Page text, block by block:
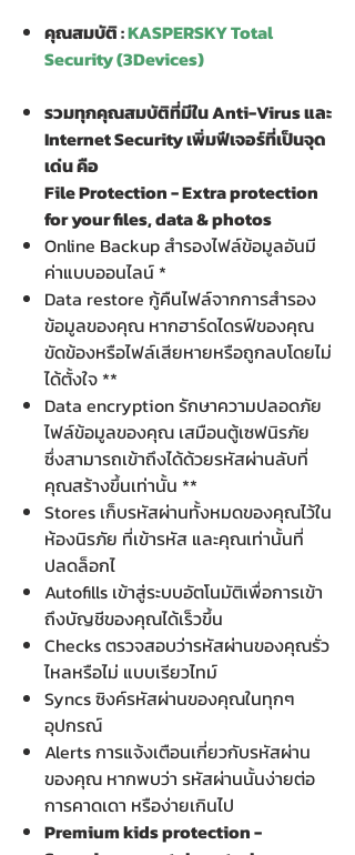
คุณสมบัติ :KASPERSKY Total
Security (3Devices)
รวมทุกคุณสมบัติที่มีใน Anti-Virus และ
Internet Security เพิ่มฟีเจอร์ที่เป็นจุด
เด่น คือ
File Protection - Extra protection
for your files, data & photos
Online Backup สำรองไฟล์ข้อมูลอันมี
ค่าแบบออนไลน์ *
Data restore กู้คืนไฟล์จากการสำรอง
ข้อมูลของคุณ หากฮาร์ดไดรฟ์ของคุณ
ขัดข้องหรือไฟล์เสียหายหรือถูกลบโดยไม่
ได้ตั้งใจ **
Data encryption รักษาความปลอดภัย
ไฟล์ข้อมูลของคุณ เสมือนตู้เซฟนิรภัย
ซึ่งสามารถเข้าถึงได้ด้วยรหัสผ่านลับที่
คุณสร้างขึ้นเท่านั้น **
Stores เก็บรหัสผ่านทั้งหมดของคุณไว้ใน
ห้องนิรภัย ที่เข้ารหัส และคุณเท่านั้นที่
ปลดล็อกไ
Autofills เข้าสู่ระบบอัตโนมัติเพื่อการเข้า
ถึงบัญชีของคุณได้เร็วขึ้น
Checks ตรวจสอบว่ารหัสผ่านของคุณรั่ว
ไหลหรือไม่ แบบเรียวไทม์
Syncs ซิงค์รหัสผ่านของคุณในทุกๆ
อุปกรณ์
Alerts การแจ้งเตือนเกี่ยวกับรหัสผ่าน
ของคุณ หากพบว่า รหัสผ่านนั้นง่ายต่อ
การคาดเดา หรือง่ายเกินไป
Premium kids protection -